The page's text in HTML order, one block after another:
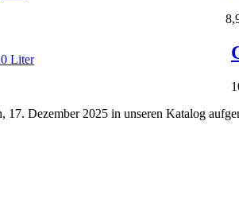
Dezember 2025 in unseren Katalog